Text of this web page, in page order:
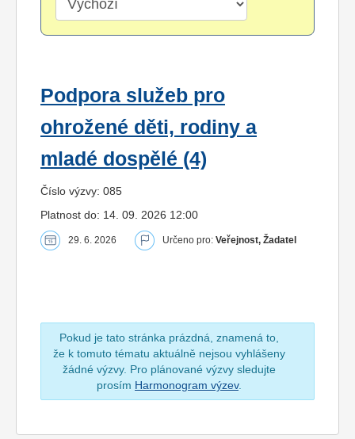
Podpora služeb pro
ohrožené děti, rodiny a
mladé dospělé (4)
Číslo výzvy: 085
Platnost do: 14. 09. 2026 12:00
29. 6. 2026 Určeno pro: Veřejnost, Žadatel
Pokud je tato stránka prázdná, znamená to,
že k tomuto tématu aktuálně nejsou vyhlášeny
žádné výzvy. Pro plánované výzvy sledujte
prosím Harmonogram výzev.